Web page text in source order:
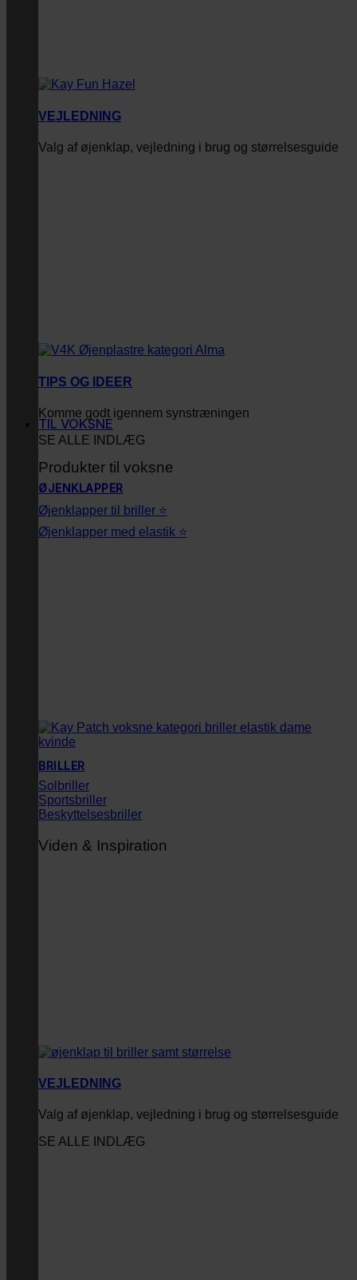
VEJLEDNING
Valg af øjenklap, vejledning i brug og størrelsesguide
TIPS OG IDEER
Komme godt igennem synstræningen
SE ALLE INDLÆG
TIL VOKSNE
Produkter til voksne
ØJENKLAPPER
Øjenklapper til briller ⭐
Øjenklapper med elastik ⭐
BRILLER
Solbriller
Sportsbriller
Beskyttelsesbriller
Viden & Inspiration
VEJLEDNING
Valg af øjenklap, vejledning i brug og størrelsesguide
SE ALLE INDLÆG